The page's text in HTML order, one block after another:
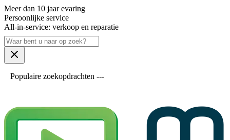
Meer dan 10 jaar evaring
Persoonlijke service
All-in-service: verkoop en reparatie
Populaire zoekopdrachten ---